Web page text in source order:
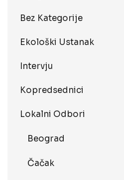
Bez Kategorije
Ekološki Ustanak
Intervju
Kopredsednici
Lokalni Odbori
Beograd
Čačak